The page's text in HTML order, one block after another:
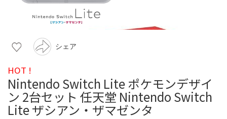
シェア
HOT !
Nintendo Switch Lite ポケモンデザイ
ン 2台セット 任天堂 Nintendo Switch
Lite ザシアン・ザマゼンタ